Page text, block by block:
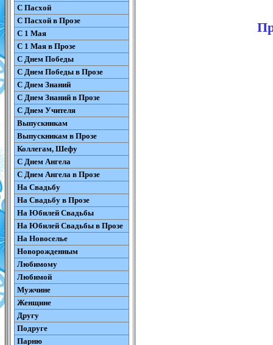
С Пасхой
С Пасхой в Прозе
С 1 Мая
С 1 Мая в Прозе
С Днем Победы
С Днем Победы в Прозе
С Днем Знаний
С Днем Знаний в Прозе
С Днем Учителя
Выпускникам
Выпускникам в Прозе
Коллегам, Шефу
С Днем Ангела
С Днем Ангела в Прозе
На Свадьбу
На Свадьбу в Прозе
На Юбилей Свадьбы
На Юбилей Свадьбы в Прозе
На Новоселье
Новорожденным
Любимому
Любимой
Мужчине
Женщине
Другу
Подруге
Парню